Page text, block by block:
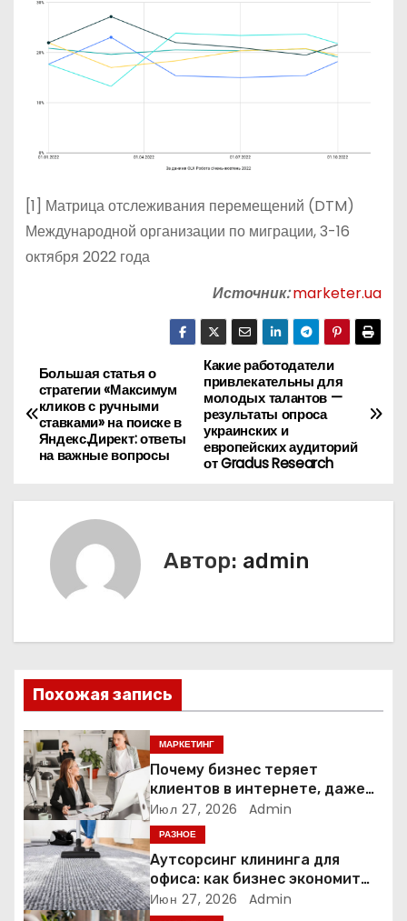
[1] Матрица отслеживания перемещений (DTM)
Международной организации по миграции, 3-16
октября 2022 года
Источник: marketer.ua
Н
а
в
и
я
п
о
з
а
п
и
Какие работодатели
привлекательны для
молодых талантов —
результаты опроса
украинских и
европейских аудиторий
от Gradus Research
Большая статья о
стратегии «Максимум
кликов с ручными
ставками» на поиске в
Яндекс.Директ: ответы
на важные вопросы
Автор: admin
Похожая запись
МАРКЕТИНГ
Почему бизнес теряет
клиентов в интернете, даже
если у него есть сайт
Июл 27, 2026 Admin
РАЗНОЕ
Аутсорсинг клининга для
офиса: как бизнес экономит
время и деньги на уборке
Июн 27, 2026 Admin